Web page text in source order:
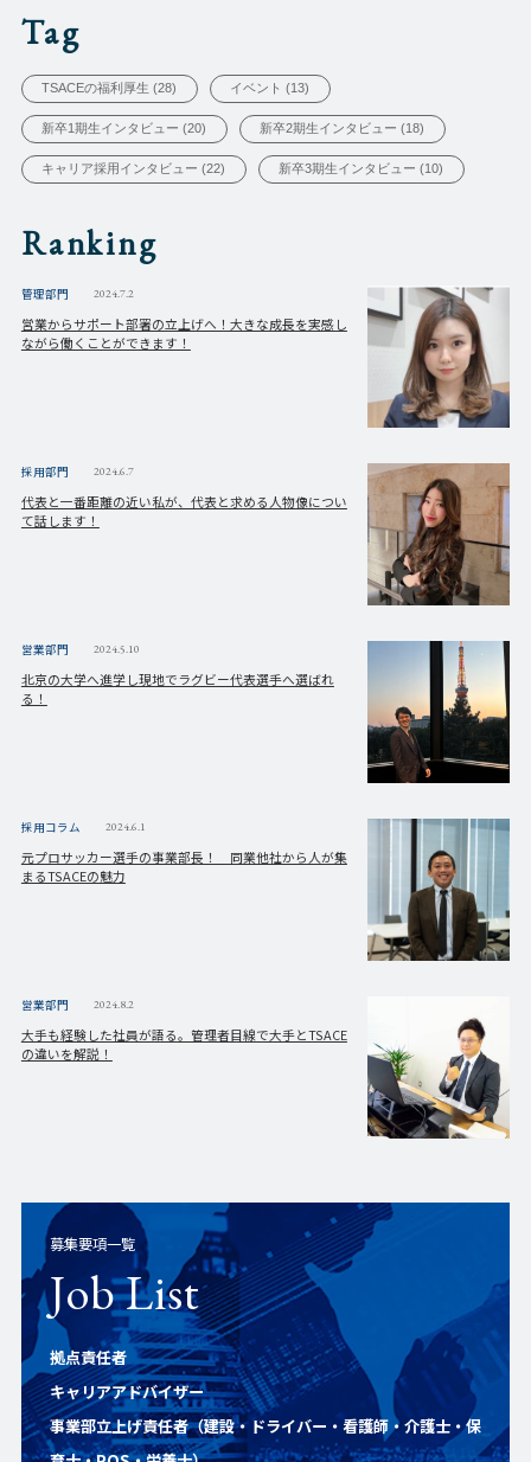
Tag
TSACEの福利厚生 (28) イベント (13)
新卒1期生インタビュー (20) 新卒2期生インタビュー (18)
キャリア採用インタビュー (22) 新卒3期生インタビュー (10)
Ranking
管理部門 2024.7.2
営業からサポート部署の立上げへ！大きな成長を実感し
ながら働くことができます！
採用部門 2024.6.7
代表と一番距離の近い私が、代表と求める人物像につい
て話します！
営業部門 2024.5.10
北京の大学へ進学し現地でラグビー代表選手へ選ばれ
る！
採用コラム 2024.6.1
元プロサッカー選手の事業部長！ 同業他社から人が集
まるTSACEの魅力
営業部門 2024.8.2
大手も経験した社員が語る。管理者目線で大手とTSACE
の違いを解説！
募集要項一覧
Job List
拠点責任者
キャリアアドバイザー
事業部立上げ責任者（建設・ドライバー・看護師・介護士・保